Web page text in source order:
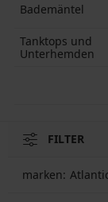
Bademäntel
Tanktops und
Unterhemden
FILTER
marken: